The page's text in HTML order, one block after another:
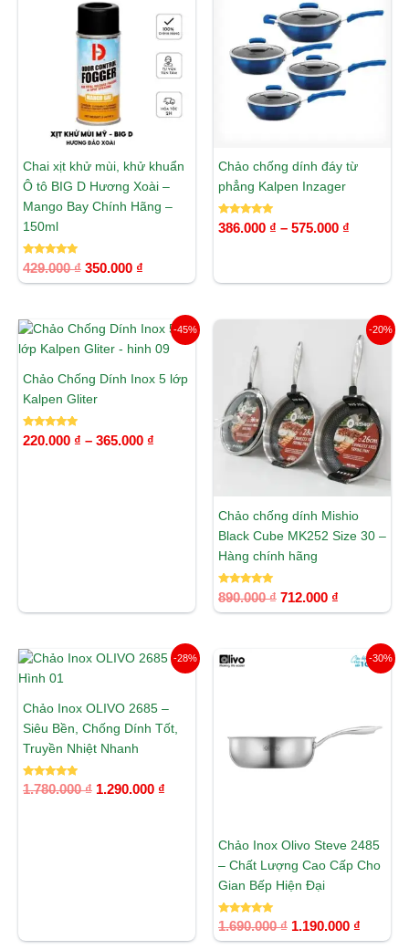
Chai xịt khử mùi, khử khuẩn
Ô tô BIG D Hương Xoài –
Mango Bay Chính Hãng –
150ml
Được xếp
hạng
5.00
429.000₫
là:
429.000 ₫.
350.000 ₫
350.000 ₫.
Chảo chống dính đáy từ
phẳng Kalpen Inzager
Được xếp
hạng
386.000 ₫ – 575.000 ₫
từ
386.000 ₫
575.000 ₫
-45%
Chảo Chống Dính Inox 5 lớp
Kalpen Gliter
Được xếp
hạng
220.000 ₫ – 365.000 ₫
Khoảng
giá:
220.000 ₫
-20%
Chảo chống dính Mishio
Black Cube MK252 Size 30 –
Hàng chính hãng
Được xếp
hạng
5.00
890.000₫
gốc
là:
890.000 ₫.
712.000 ₫
hiện
là:
712.000 ₫.
-28%
Chảo Inox OLIVO 2685 –
Siêu Bền, Chống Dính Tốt,
Truyền Nhiệt Nhanh
Được xếp
hạng
1.780.000₫
Giá
1.780.000 ₫.
1.290.000 ₫
Giá
hiện
1.290.000 ₫.
-30%
Chảo Inox Olivo Steve 2485
– Chất Lượng Cao Cấp Cho
Gian Bếp Hiện Đại
Được xếp
hạng
5.00
1.690.000₫ 1.190.000 ₫
Giá
hiện